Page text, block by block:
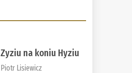
Zyziu na koniu Hyziu
Piotr Lisiewicz